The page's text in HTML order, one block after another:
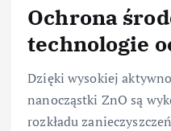
Ochrona
technologie
Dzięki wysokiej
nanocząstki ZnO są
rozkładu